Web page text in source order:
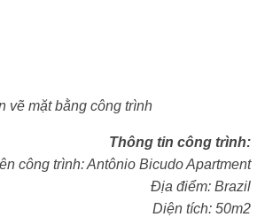
vẽ mặt bằng công trình
Thông tin công trình:
công trình: Antônio Bicudo Apartment
Địa điểm: Brazil
Diện tích: 50m2